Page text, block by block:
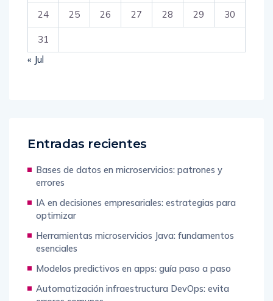
24 25 26 27 28 29 30
31
« Jul
Entradas recientes
Bases de datos en microservicios: patrones y
errores
IA en decisiones empresariales: estrategias para
optimizar
Herramientas microservicios Java: fundamentos
esenciales
Modelos predictivos en apps: guía paso a paso
Automatización infraestructura DevOps: evita